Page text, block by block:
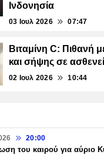
Ινδονησία
03 Ιουλ 2026 07:47
Βιταμίνη C: Πιθανή
και σήψης σε
02 Ιουλ 2026 10:44
20:00
του καιρού για αύριο